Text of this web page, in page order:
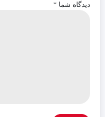
دیدگاه شما *